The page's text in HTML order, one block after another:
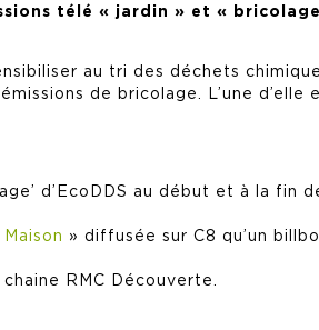
télé « jardin » et «
au tri des déchets
de bricolage. L’une d’elle
d’EcoDDS au début et à la fin
» diffusée sur C8 qu’un
RMC Découverte.